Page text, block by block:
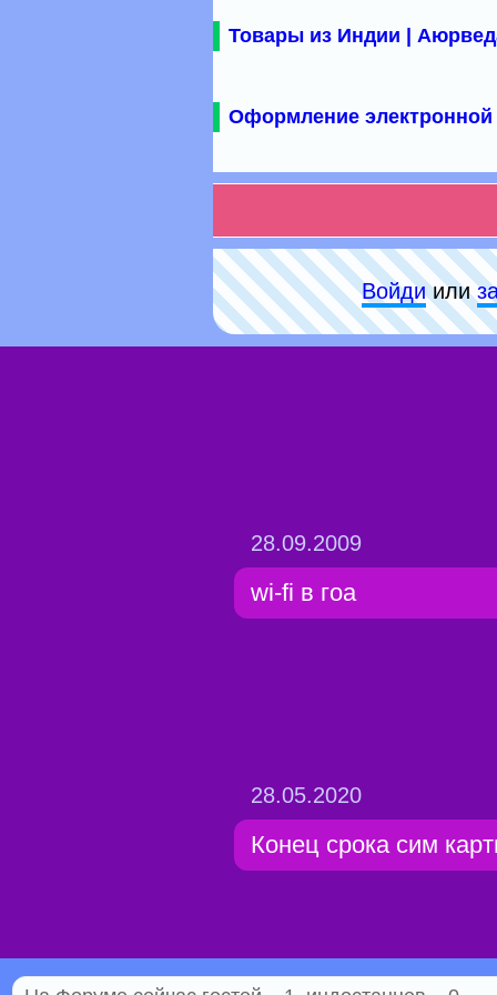
Товары из Индии |
Оформление
Войдиили
28.09.2009
wi-fi в гоа
28.05.2020
Конец срока сим